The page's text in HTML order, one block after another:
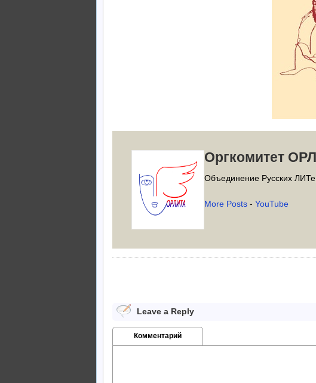
Оргкомитет
Объединение Русских
More Posts - YouTube
Leave a Reply
Комментарий